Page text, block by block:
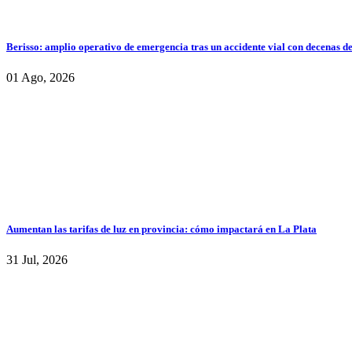
Berisso: amplio operativo de emergencia tras un accidente vial con decenas
01 Ago, 2026
Aumentan las tarifas de luz en provincia: cómo impactará en La Plata
31 Jul, 2026